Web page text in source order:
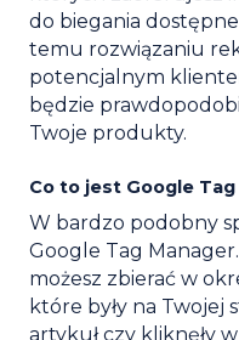
do biegania
temu rozwiązaniu
potencjalnym
będzie
Twoje produkty.
Co to jest Google
W bardzo podobny
Google Tag
możesz zbierać w
które były na Twojej
artykuł czy kliknęły